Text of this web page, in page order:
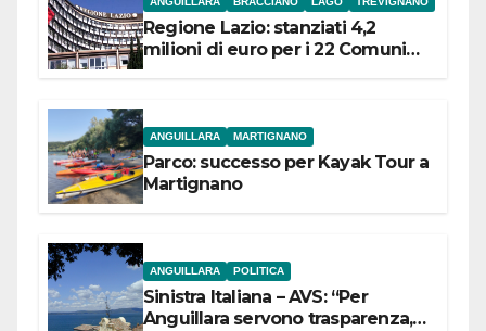
Regione Lazio: stanziati 4,2
milioni di euro per i 22 Comuni
ANGUILLARA MARTIGNANO
Parco: successo per Kayak Tour a
Martignano
ANGUILLARA POLITICA
Sinistra Italiana – AVS: “Per
Anguillara servono trasparenza,